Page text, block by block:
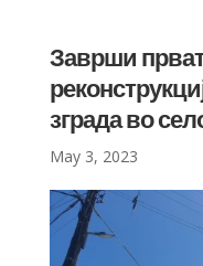
Заврши
зграда во
May 3, 2023